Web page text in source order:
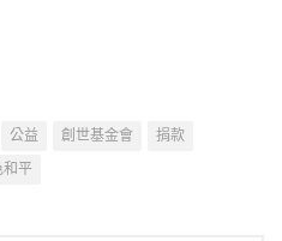
公益 創世基金會
捐款
和平